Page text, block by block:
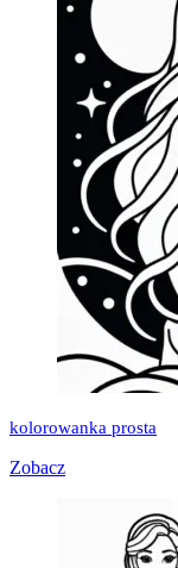
kolorowanka prosta
Zobacz